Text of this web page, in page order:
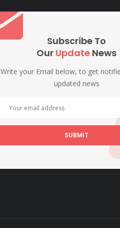
Subscribe To
Our Update News
Write your Email below, to get
updated news
SUBMIT